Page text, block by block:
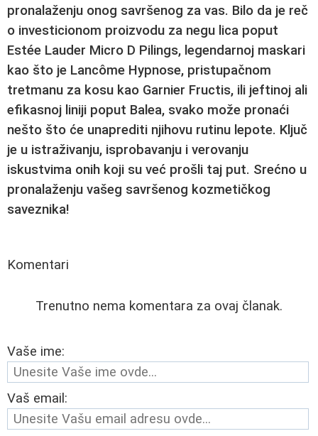
pronalaženju onog savršenog za vas. Bilo da je reč
o investicionom proizvodu za negu lica poput
Estée Lauder Micro D Pilings, legendarnoj maskari
kao što je Lancôme Hypnose, pristupačnom
tretmanu za kosu kao Garnier Fructis, ili jeftinoj ali
efikasnoj liniji poput Balea, svako može pronaći
nešto što će unaprediti njihovu rutinu lepote. Ključ
je u istraživanju, isprobavanju i verovanju
iskustvima onih koji su već prošli taj put. Srećno u
pronalaženju vašeg savršenog kozmetičkog
saveznika!
Komentari
Trenutno nema komentara za ovaj članak.
Vaše ime:
Vaš email: